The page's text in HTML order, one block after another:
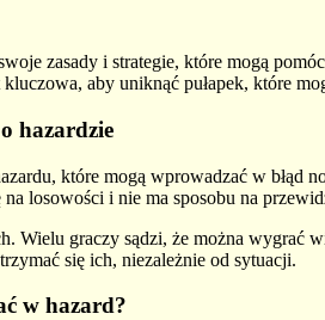
zasady i strategie, które mogą
aby uniknąć pułapek, które
hazardzie
które mogą wprowadzać w błąd
na losowości i nie ma sposobu na
Wielu graczy sądzi, że można wygrać
się ich, niezależnie od sytuacji.
w hazard?